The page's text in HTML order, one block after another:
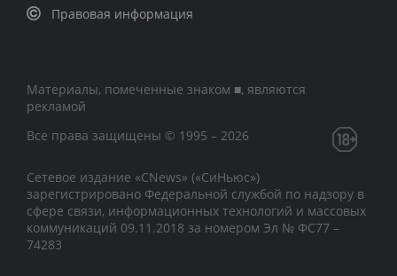
Правовая информация
Материалы, помеченные знаком ■, являются
рекламой
Все права защищены © 1995 – 2026
Сетевое издание «CNews» («СиНьюс»)
зарегистрировано Федеральной службой по надзору в
сфере связи, информационных технологий и массовых
коммуникаций 09.11.2018 за номером Эл № ФС77 –
74283